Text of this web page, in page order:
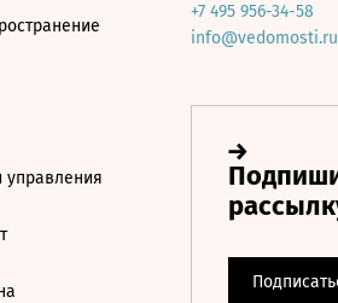
управления
+7 495 956-34-58
info@vedomosti.ru